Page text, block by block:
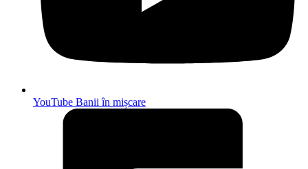
YouTube Banii în mișcare